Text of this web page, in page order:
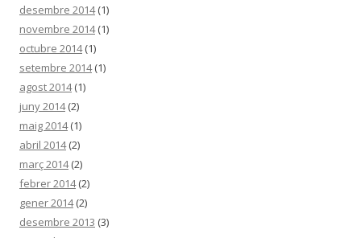
desembre 2014(1)
novembre 2014(1)
octubre 2014(1)
setembre 2014(1)
agost 2014(1)
juny 2014(2)
maig 2014(1)
abril 2014(2)
març 2014(2)
febrer 2014(2)
gener 2014(2)
desembre 2013 (3)